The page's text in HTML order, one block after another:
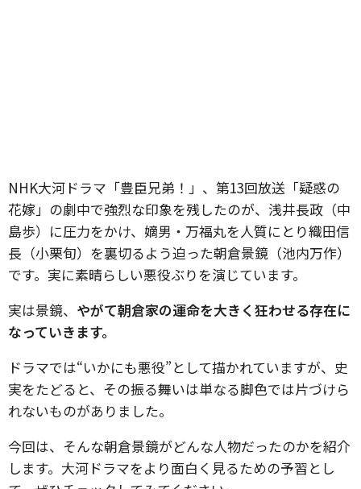
NHK大河ドラマ「豊臣兄弟！」、第13回放送「疑惑の
花嫁」の劇中で強烈な印象を残したのが、浅井長政（中
島歩）に圧力をかけ、嫡男・万福丸を人質にとり織田信
長（小栗旬）を裏切るよう迫った朝倉景鏡（池内万作）
です。実に素晴らしい悪役ぶりを演じています。
実は景鏡、 やがて朝倉家の運命を大きく狂わせる存在に
なっていきます。
ドラマでは“いかにも悪役”として描かれていますが、史
実をたどると、その振る舞いは単なる脚色では片づけら
れないものがありました。
今回は、そんな朝倉景鏡がどんな人物だったのかを紹介
します。大河ドラマをより面白く見るための予習とし